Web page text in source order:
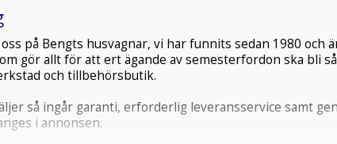
på Bengts husvagnar, vi har funnits sedan 1980 och
gör allt för att ert ägande av semesterfordon ska bli
och tillbehörsbutik.
så ingår garanti, erforderlig leveransservice samt
i annonsen.